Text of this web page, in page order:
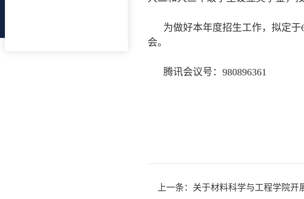
为做好本年度招生工作，拟定
会。
腾讯会议号：980896361
上一条： 关于材料科学与工程学院开